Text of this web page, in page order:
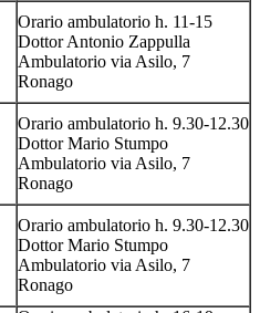
Orario ambulatorio h. 11-15
Dottor Antonio Zappulla
Ambulatorio via Asilo, 7
Ronago
Orario ambulatorio h. 9.30-12.30
Dottor Mario Stumpo
Ambulatorio via Asilo, 7
Ronago
Orario ambulatorio h. 9.30-12.30
Dottor Mario Stumpo
Ambulatorio via Asilo, 7
Ronago